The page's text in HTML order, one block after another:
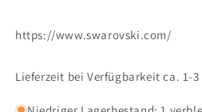
https://www.swarovski.com/
Lieferzeit bei Verfügbarkeit ca. 1-3